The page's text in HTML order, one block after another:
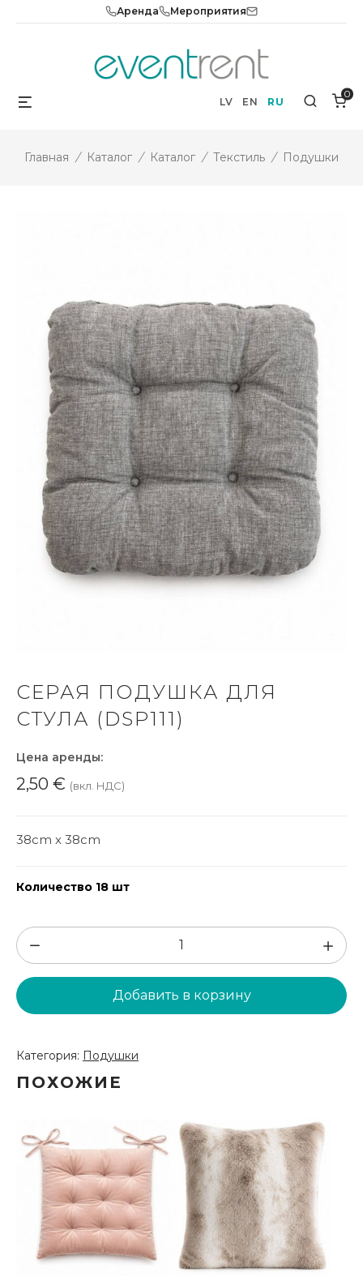
Аренда Мероприятия
LV EN RU Search
0
Главная / Каталог / Каталог / Текстиль / Подушки
СЕРАЯ ПОДУШКА ДЛЯ
СТУЛА (DSP111)
Цена аренды:
2,50 € (вкл. НДС)
38cm x 38cm
Количество 18 шт
Количество
товара
Серая
подушка
стула
(DSP111)
Добавить в корзину
Категория: Подушки
ПОХОЖИЕ